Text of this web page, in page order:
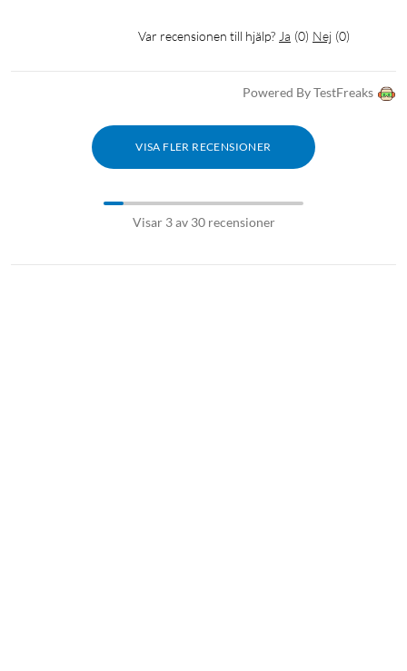
Var recensionen till hjälp? Ja (0) Nej (0)
Powered By TestFreaks
VISA FLER RECENSIONER
Visar 3 av 30 recensioner